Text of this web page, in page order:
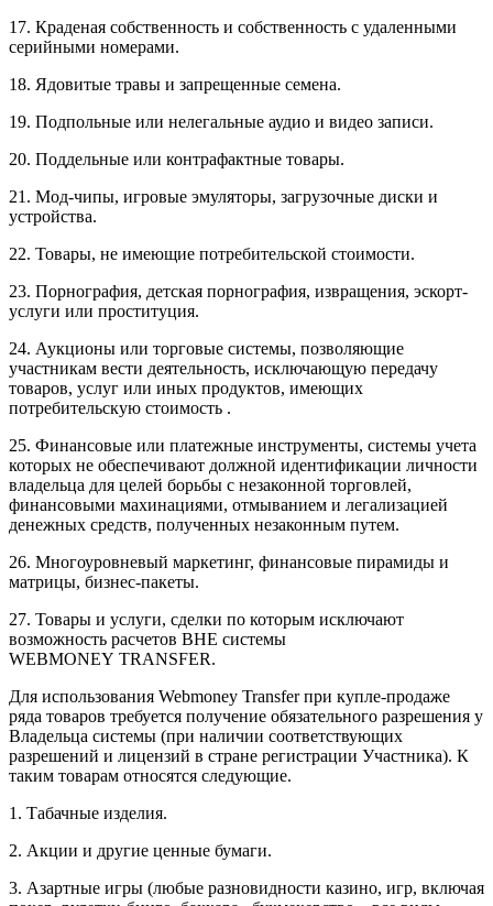
17. Краденая собственность и собственность с удаленными
серийными номерами.
18. Ядовитые травы и запрещенные семена.
19. Подпольные или нелегальные аудио и видео записи.
20. Поддельные или контрафактные товары.
21. Мод-чипы, игровые эмуляторы, загрузочные диски и
устройства.
22. Товары, не имеющие потребительской стоимости.
23. Порнография, детская порнография, извращения, эскорт-
услуги или проституция.
24. Аукционы или торговые системы, позволяющие
участникам вести деятельность, исключающую передачу
товаров, услуг или иных продуктов, имеющих
потребительскую стоимость .
25. Финансовые или платежные инструменты, системы учета
которых не обеспечивают должной идентификации личности
владельца для целей борьбы с незаконной торговлей,
финансовыми махинациями, отмыванием и легализацией
денежных средств, полученных незаконным путем.
26. Многоуровневый маркетинг, финансовые пирамиды и
матрицы, бизнес-пакеты.
27. Товары и услуги, сделки по которым исключают
возможность расчетов ВНЕ системы
WEBMONEY TRANSFER.
Для использования Webmoney Transfer при купле-продаже
ряда товаров требуется получение обязательного разрешения у
Владельца системы (при наличии соответствующих
разрешений и лицензий в стране регистрации Участника). К
таким товарам относятся следующие.
1. Табачные изделия.
2. Акции и другие ценные бумаги.
3. Азартные игры (любые разновидности казино, игр, включая